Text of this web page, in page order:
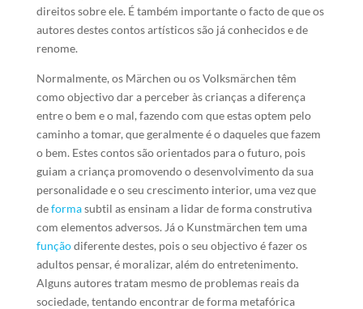
direitos sobre ele. É também importante o facto de que os
autores destes contos artísticos são já conhecidos e de
renome.
Normalmente, os Märchen ou os Volksmärchen têm
como objectivo dar a perceber às crianças a diferença
entre o bem e o mal, fazendo com que estas optem pelo
caminho a tomar, que geralmente é o daqueles que fazem
o bem. Estes contos são orientados para o futuro, pois
guiam a criança promovendo o desenvolvimento da sua
personalidade e o seu crescimento interior, uma vez que
deformasubtil as ensinam a lidar de forma construtiva
com elementos adversos. Já o Kunstmärchen tem uma
funçãodiferente destes, pois o seu objectivo é fazer os
adultos pensar, é moralizar, além do entretenimento.
Alguns autores tratam mesmo de problemas reais da
sociedade, tentando encontrar de forma metafórica